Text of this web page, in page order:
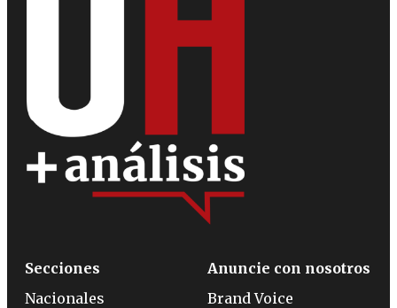
Secciones
Nacionales
Anuncie con nosotros
Brand Voice